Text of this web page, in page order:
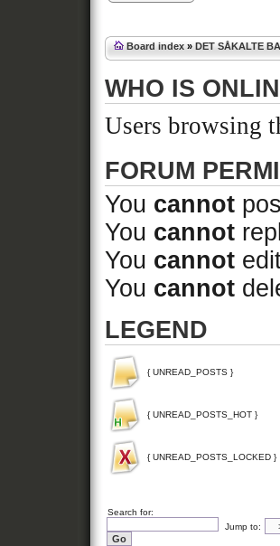
Board index » DET SÅKALTE
WHO IS
Users browsing
FORUM
You cannot
You cannot
You cannot
You cannot
LEGEND
{ UNREAD_POSTS }
{ UNREAD_POSTS_HOT }
{ UNREAD_POSTS_LOCKED }
Search for:
Jump to: